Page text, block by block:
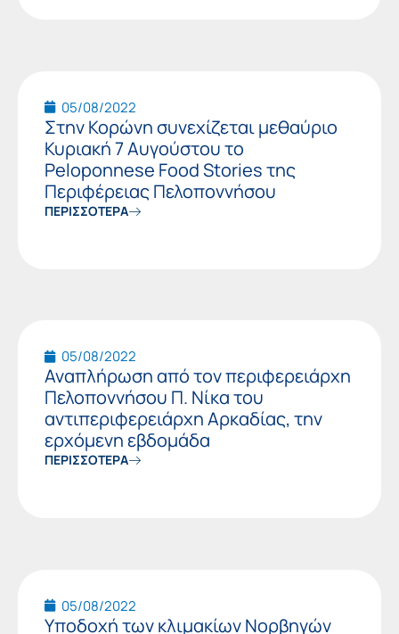
05/08/2022
Στην Κορώνη συνεχίζεται μεθαύριο
Κυριακή 7 Αυγούστου το
Peloponnese Food Stories της
Περιφέρειας Πελοποννήσου
ΠΕΡΙΣΣΟΤΕΡΑ
05/08/2022
Αναπλήρωση από τον περιφερειάρχη
Πελοποννήσου Π. Νίκα του
αντιπεριφερειάρχη Αρκαδίας, την
ερχόμενη εβδομάδα
ΠΕΡΙΣΣΟΤΕΡΑ
05/08/2022
Υποδοχή των κλιμακίων Νορβηγών